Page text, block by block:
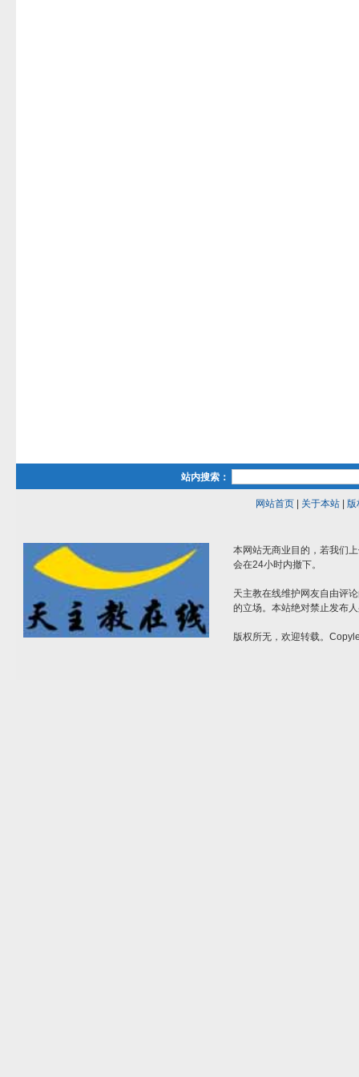
站内搜索：
网站首页| 关于本站| 版
本网站无商业目的，若我们
会在24小时内撤下。
天主教在线维护网友自由评
的立场。本站绝对禁止发布
版权所无，欢迎转载。